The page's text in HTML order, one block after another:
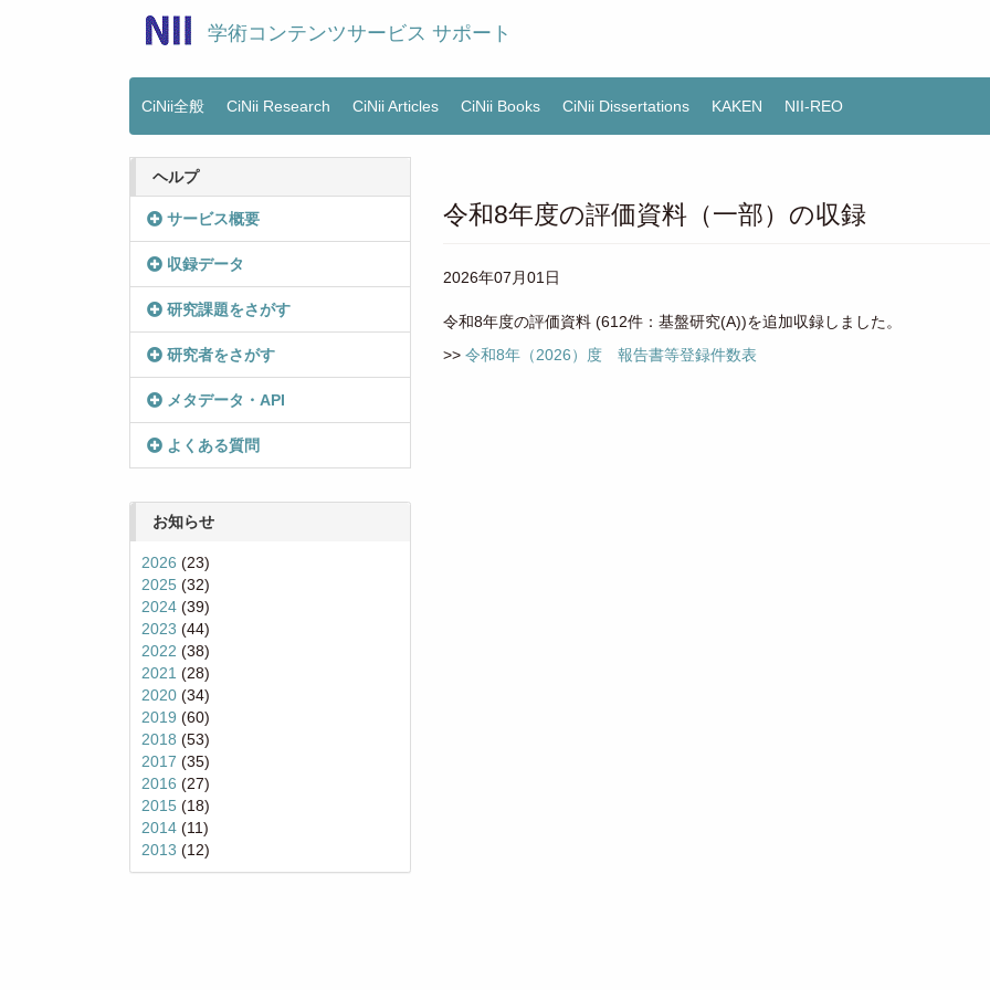
学術コンテンツサービス サポート
Main
menu
CiNii全般 CiNii Research CiNii Articles CiNii Books CiNii Dissertations KAKEN NII-REO
ヘルプ
サービス概要
収録データ
研究課題をさがす
研究者をさがす
メタデータ・API
よくある質問
お知らせ
2026 (23)
2025 (32)
2024(39)
2023 (44)
2022 (38)
2021 (28)
2020(34)
2019 (60)
2018 (53)
2017 (35)
2016 (27)
2015 (18)
2014(11)
2013 (12)
令和8年度の評価資料（一部）の収録
2026年07月01日
令和8年度の評価資料 (612件：基盤研究(A))を追加収録しました。
>>令和8年（2026）度 報告書等登録件数表